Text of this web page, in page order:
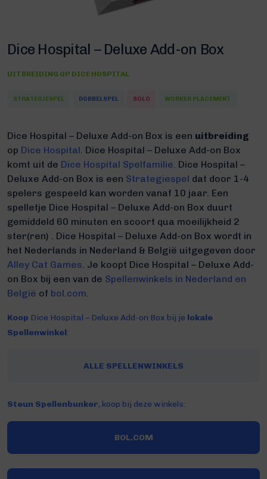
Dice Hospital – Deluxe Add-on Box
UITBREIDING OP DICE HOSPITAL
STRATEGIESPEL DOBBELSPEL SOLO WORKER PLACEMENT
Dice Hospital – Deluxe Add-on Box is een uitbreiding
op Dice Hospital. Dice Hospital – Deluxe Add-on Box
komt uit de Dice Hospital Spelfamilie. Dice Hospital –
Deluxe Add-on Box is een Strategiespel dat door 1-4
spelers gespeeld kan worden vanaf 10 jaar. Een
spelletje Dice Hospital – Deluxe Add-on Box duurt
gemiddeld 60 minuten en scoort qua moeilijkheid 2
ster(ren) . Dice Hospital – Deluxe Add-on Box wordt in
het Nederlands in Nederland & België uitgegeven door
Alley Cat Games. Je koopt Dice Hospital – Deluxe Add-
on Box bij een van de Spellenwinkels in Nederland en
België of bol.com.
Koop Dice Hospital – Deluxe Add-on Box bij je lokale
Spellenwinkel:
ALLE SPELLENWINKELS
Steun Spellenbunker, koop bij deze winkels:
BOL.COM